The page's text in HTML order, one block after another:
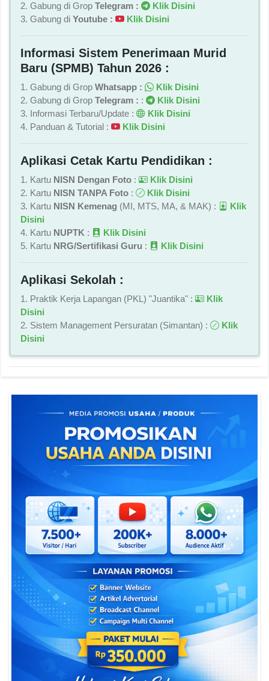
2. Gabung di Grop Telegram :
Klik Disini
3. Gabung di Youtube : Klik Disini
Informasi Sistem Penerimaan Murid
Baru (SPMB) Tahun 2026 :
1. Gabung di Grop Whatsapp :
Klik Disini
2. Gabung di Grop Telegram : :
Klik Disini
3. Informasi Terbaru/Update :
Klik Disini
4. Panduan & Tutorial :
Klik Disini
Aplikasi Cetak Kartu Pendidikan :
1. Kartu NISN Dengan Foto :
Klik Disini
2. Kartu NISN TANPA Foto :
Klik Disini
3. Kartu NISN Kemenag (MI, MTS, MA, & MAK) :
Klik
Disini
4. Kartu NUPTK :
Klik Disini
5. Kartu NRG/Sertifikasi Guru : Klik Disini
Aplikasi Sekolah :
1. Praktik Kerja Lapangan (PKL) "Juantika" :
Klik
Disini
2. Sistem Management Persuratan (Simantan) :
Klik
Disini